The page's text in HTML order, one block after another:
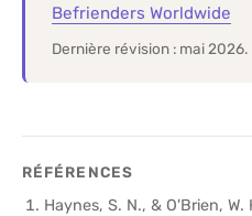
Befrienders Worldwide
Dernière révision : mai 2026.
RÉFÉRENCES
Haynes, S. N., & O'Brien,